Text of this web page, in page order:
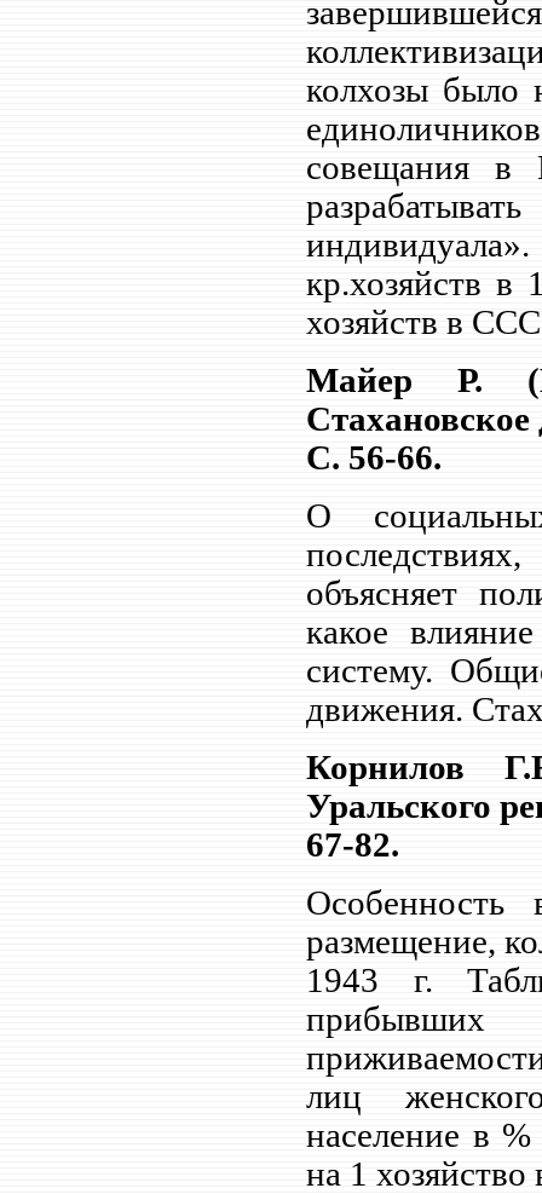
колхозы было
совещания в
кр.хозяйств в
хозяйств в
Майер Р.
С. 56-66.
О
объясняет
какое
систему.
движения.
Корнилов
Уральского
67-82.
размещение,
1943 г.
лиц
население в
на 1 хозяйство